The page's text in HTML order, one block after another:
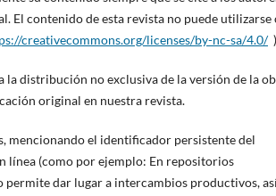
El contenido de esta revista no puede utilizarse
creativecommons.org/licenses/by-nc-sa/4.0/)
la distribución no exclusiva de la versión de la
original en nuestra revista.
mencionando el identificador persistente del
línea (como por ejemplo: En repositorios
permite dar lugar a intercambios productivos,